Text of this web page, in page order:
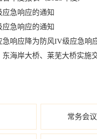
急响应的通知
急响应的通知
常务会议